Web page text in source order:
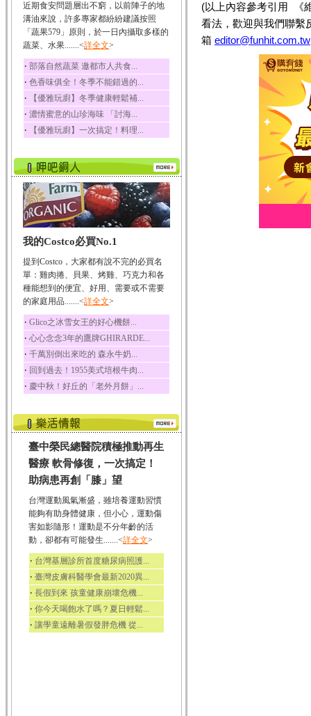
近期食安問題層出不窮，以前陣子的地
溝油來說，許多專家都紛紛建議按照
「蔬果579」原則，於一日內攝取多樣的
蔬菜、水果.......<詳全文>
‧ 部落自然蔬菜 邀都市人共食...
‧ 色香味俱全！冬季不能錯過的...
‧ 【優雅玩廚】冬季健康輕鬆補...
‧ 濃情蜜意的山珍海味 「討海...
‧ 【優雅玩廚】一次搞定！料理...
我的Costco必買No.1
提到Costco，大家都有說不完的必買名
單：雞肉捲、貝果、烤雞、巧克力和各
種能想到的便宜、好用、需要或不需要
的家庭用品.......<詳全文>
‧ Glico之冰雪女王的好心機餅...
‧ 心心念念3年的鷹牌GHIRARDE...
‧ 千萬別倒出來吃的 森永牛奶...
‧ 回到過去！1955美式培根牛肉...
‧ 慶中秋！好丘的「老外月餅」...
臺中榮民總醫院積極推動再生
醫療 軟骨修復，一次搞定！
助病患再創「膝」望
台灣運動風氣漸盛，雖培養運動習慣
能夠有助身體健康，但小心，運動傷
害如影隨形！運動是不分年齡的活
動，卻都有可能發生.......<詳全文>
‧ 台灣基層診所首度糖尿病照護...
‧ 臺灣皮膚科醫學會最新2020異...
‧ 長假到來 孩童健康崩壞危機...
‧ 你今天喝飽水了嗎？夏日輕鬆...
‧ 讓學童遠離暑假發胖危機 從...
(以上內容參考引用 《
看法，歡迎與我們聯繫
箱 editor@funhit.com.tw